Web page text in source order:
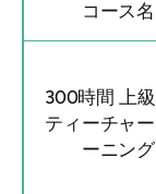
コース名
300時間 上
ティーチャ
ーニング